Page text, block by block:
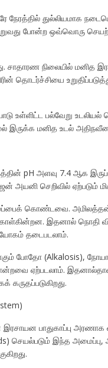
துல்லியமாக
போன்ற ஒவ்வொரு
சாதாரண நிலையில் மனித
தொடர்ச்சியை
உள்ளிட்ட பல்வேறு
இருக்க மனித உடல் அதிநவீன
pH அளவு 7.4 ஆக
செறிவில் ஏற்படும்
கொண்டவை.
இதனால் நொதி
தடைபடலாம்.
போதோ (Alkalosis),
ஏற்படலாம்.
கருதப்படுகிறது.
பாதுகாப்பு அரணாக
செயல்படும் இந்த அமைப்பு,